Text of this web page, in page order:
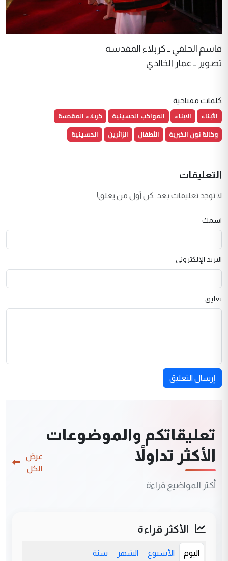
قاسم الحلفي ــ كربلاء المقدسة
تصوير ــ عمار الخالدي
كلمات مفتاحية
الأبناء الابناء المواكب الحسينية
كربلاء المقدسة
وكالة نون الخبرية
الأطفال الزائرين الحسينية
التعليقات
لا توجد تعليقات بعد. كن أول من يعلق!
اسمك
البريد الإلكتروني
تعليق
إرسال التعليق
تعليقاتكم والموضوعات
الأكثر تداولاً
أكثر المواضيع قراءة
عرض
الكل
الأكثر قراءة
اليوم الأسبوع الشهر سنة